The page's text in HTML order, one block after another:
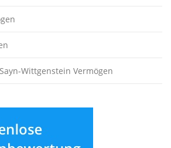
Wittgenstein Vermögen